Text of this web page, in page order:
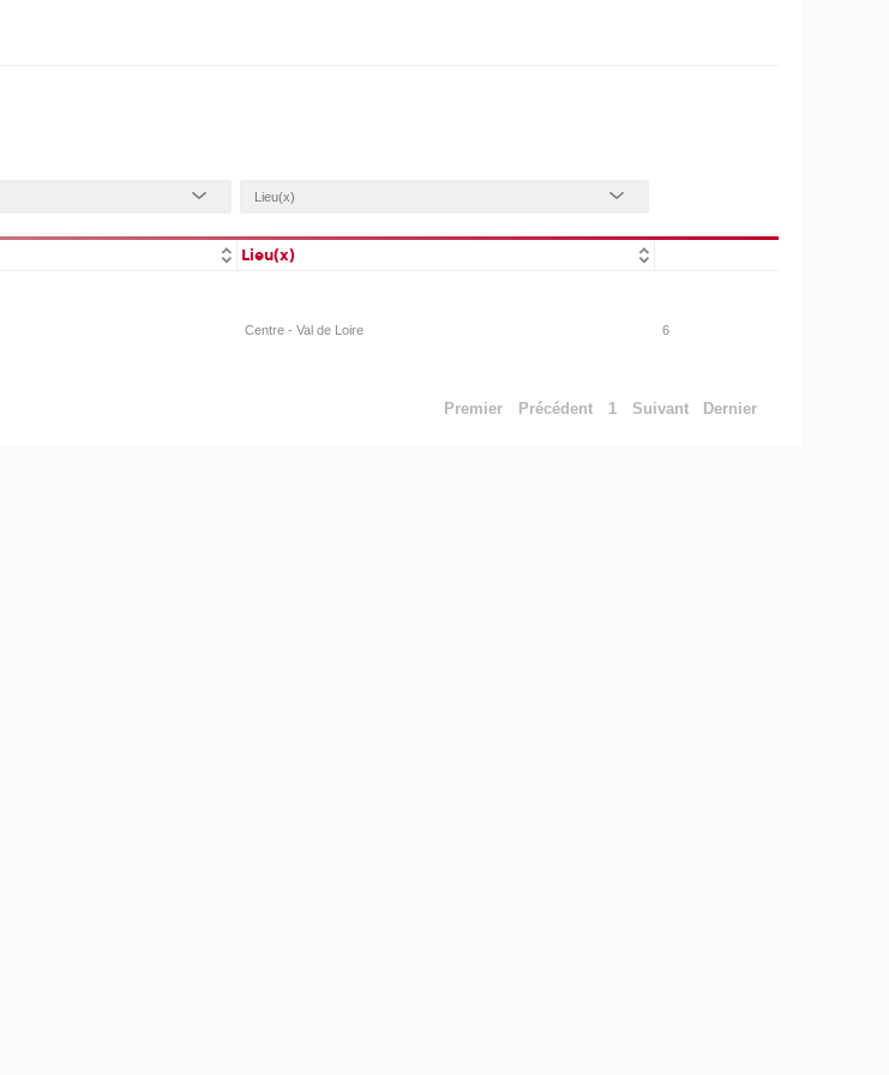
Lieu(x)
Centre - Val de Loire 6
Premier Précédent 1 Suivant Dernier